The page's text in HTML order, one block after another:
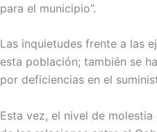
para el municipio”.
Las inquietudes frente a las
esta población; también se
por deficiencias en el
Esta vez, el nivel de